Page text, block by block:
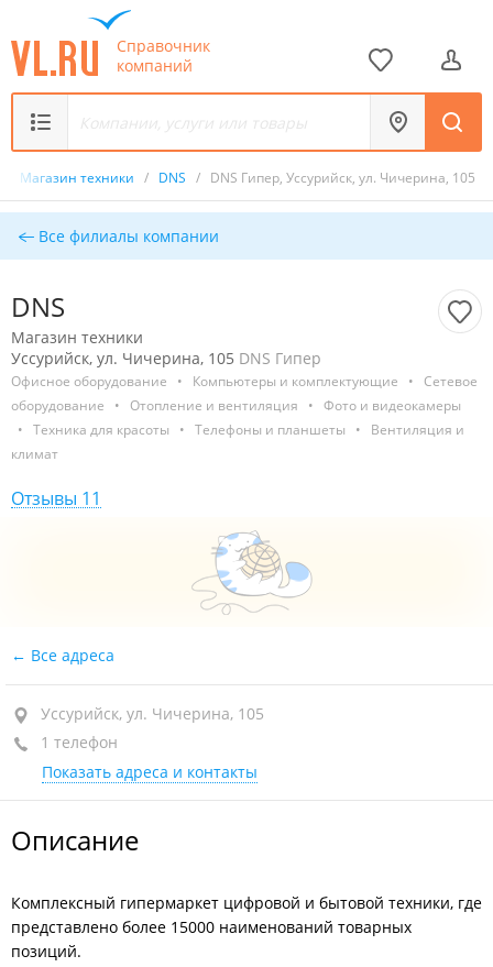
Справочник
компаний
Магазин техники / DNS / DNS Гипер, Уссурийск, ул. Чичерина, 105
Все филиалы компании
DNS
Магазин техники
Уссурийск, ул. Чичерина, 105 DNS Гипер
Офисное оборудование • Компьютеры и комплектующие •
Сетевое
оборудование
• Отопление и вентиляция • Фото и видеокамеры
• Техника для красоты • Телефоны и планшеты •
Вентиляция и
климат
Отзывы 11
Все адреса
Уссурийск, ул. Чичерина, 105
1 телефон
Показать адреса и контакты
Описание
Комплексный гипермаркет цифровой и бытовой техники, где
представлено более 15000 наименований товарных
позиций.